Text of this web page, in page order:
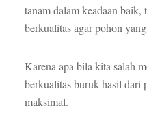
tanam dalam keadaan baik,
berkualitas agar pohon
Karena apa bila kita salah
berkualitas buruk hasil dari
maksimal.